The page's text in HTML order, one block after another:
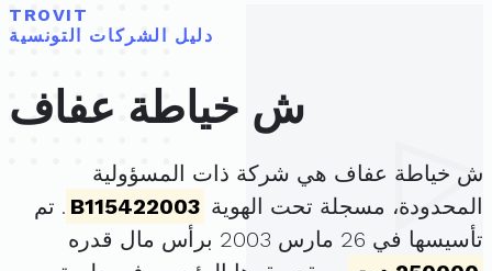
TROVIT
دليل الشركات التونسية
ش خياطة عفاف
ش خياطة عفاف هي شركة ذات المسؤولية
المحدودة، مسجلة تحت الهوية B115422003 . تم
تأسيسها في 26 مارس 2003 برأس مال قدره